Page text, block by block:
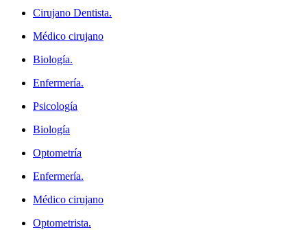
Cirujano Dentista.
Médico cirujano
Biología.
Enfermería.
Psicología
Biología
Optometría
Enfermería.
Médico cirujano
Optometrista.